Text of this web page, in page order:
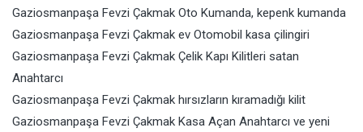
Gaziosmanpaşa Fevzi Çakmak Oto Kumanda, kepenk kumanda
Gaziosmanpaşa Fevzi Çakmak ev Otomobil kasa çilingiri
Gaziosmanpaşa Fevzi Çakmak Çelik Kapı Kilitleri satan
Anahtarcı
Gaziosmanpaşa Fevzi Çakmak hırsızların kıramadığı kilit
Gaziosmanpaşa Fevzi Çakmak Kasa Açan Anahtarcı ve yeni